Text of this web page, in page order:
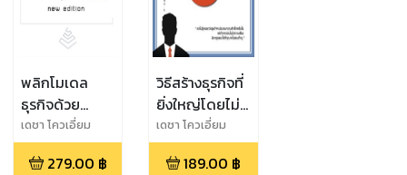
พลิกโมเดล
ธุรกิจด้วย
ดิจิตอล new
edition
เดชา โควเอี่ยม
ไพโรจน์
279.00 ฿
วิธีสร้างธุรกิจที่
ยิ่งใหญ่โดยไม่
ใช้เงินทุน
เดชา โควเอี่ยม
ไพโรจน์
189.00 ฿